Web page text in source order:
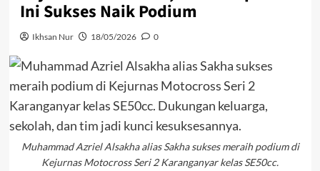
Ini Sukses Naik Podium
Ikhsan Nur 18/05/2026 0
Muhammad Azriel Alsakha alias Sakha sukses meraih podium di
Kejurnas Motocross Seri 2 Karanganyar kelas SE50cc.